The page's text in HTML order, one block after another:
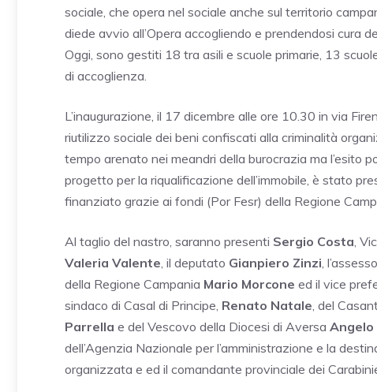
sociale, che opera nel sociale anche sul territorio
diede avvio all’Opera accogliendo e prendendosi cura
Oggi, sono gestiti 18 tra asili e scuole primarie, 13
di accoglienza.
L’inaugurazione, il 17 dicembre alle ore 10.30 in via
riutilizzo sociale dei beni confiscati alla criminalità
tempo arenato nei meandri della burocrazia ma l’esito
progetto per la riqualificazione dell’immobile, è stato
finanziato grazie ai fondi (Por Fesr) della Regione
Al taglio del nastro, saranno presenti Sergio Costa,
Valeria Valente, il deputato Gianpiero Zinzi,
della Regione Campania Mario Morcone ed il vice
sindaco di Casal di Principe, Renato Natale, del
Parrella e del Vescovo della Diocesi di Aversa Angelo
dell’Agenzia Nazionale per l’amministrazione e la
organizzata e ed il comandante provinciale dei